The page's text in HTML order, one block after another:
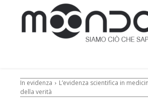
In evidenza
L’evidenza scientifica in
della verità